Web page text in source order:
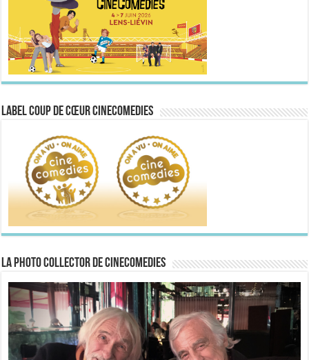
Label Coup de Cœur CineComedies
La Photo collector de CineComedies